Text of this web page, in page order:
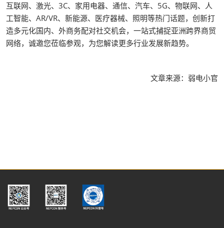
互联网、激光、3C、家用电器、通信、汽车、5G、物联网、人
工智能、AR/VR、新能源、医疗器械、照明等热门话题，创新打
造多元化国内、外商务配对社交机会，一站式捕捉亚洲跨界商贸
网络，诚邀您莅临参观，为您解读更多行业发展新趋势。
文章来源：弱电小官